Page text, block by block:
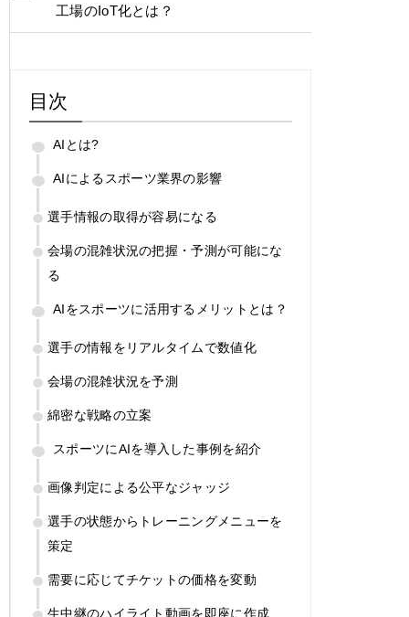
工場のIoT化とは？
目次
AIとは?
AIによるスポーツ業界の影響
選手情報の取得が容易になる
会場の混雑状況の把握・予測が可能にな
る
AIをスポーツに活用するメリットとは？
選手の情報をリアルタイムで数値化
会場の混雑状況を予測
綿密な戦略の立案
スポーツにAIを導入した事例を紹介
画像判定による公平なジャッジ
選手の状態からトレーニングメニューを
策定
需要に応じてチケットの価格を変動
生中継のハイライト動画を即座に作成